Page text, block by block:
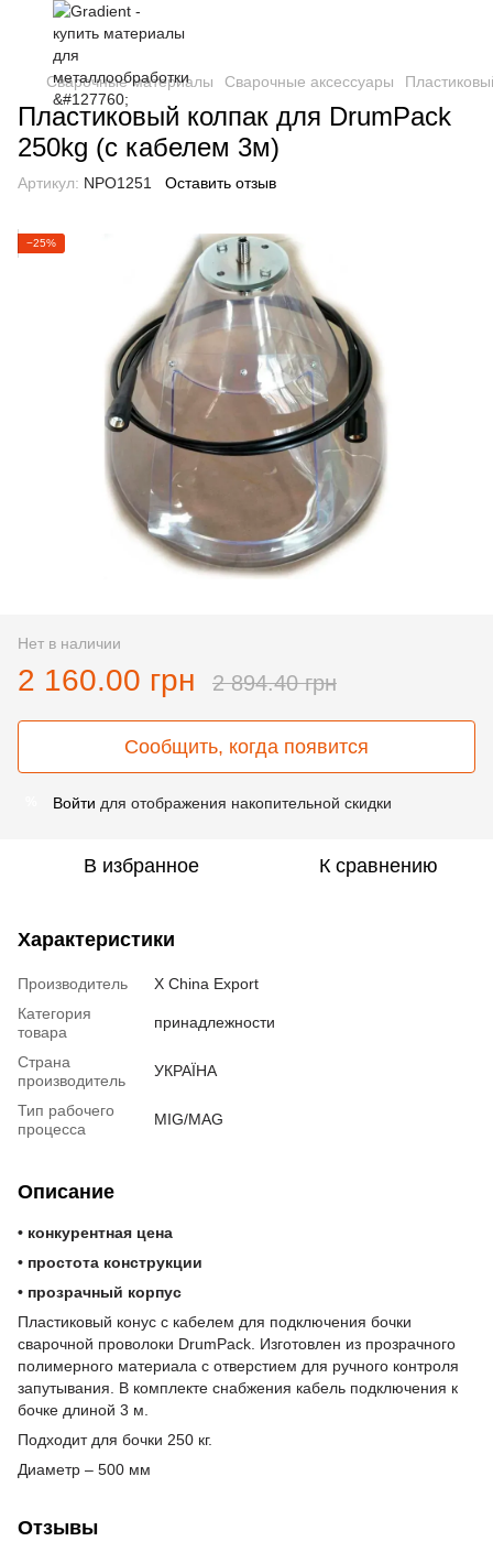
Сварочные материалы Сварочные аксессуары
Пластиковый колпак для DrumPack
250kg (с кабелем 3м)
Артикул: NPO1251 Оставить отзыв
−25%
Нет в наличии
2 160.00 грн 2 894.40 грн
Сообщить, когда появится
Войти для отображения накопительной скидки
В избранное К сравнению
Характеристики
Производитель
X China Export
Категория
товара
принадлежности
Страна
производитель
УКРАЇНА
Тип рабочего
процесса
MIG/MAG
Описание
• конкурентная цена
• простота конструкции
• прозрачный корпус
Пластиковый конус с кабелем для подключения бочки
сварочной проволоки DrumPack. Изготовлен из прозрачного
полимерного материала с отверстием для ручного контроля
запутывания. В комплекте снабжения кабель подключения к
бочке длиной 3 м.
Подходит для бочки 250 кг.
Диаметр – 500 мм
Отзывы